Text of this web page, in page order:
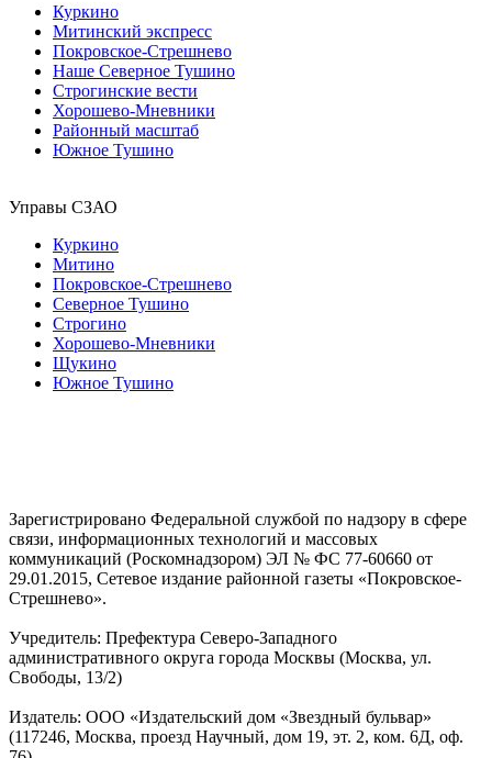
Куркино
Митинский экспресс
Покровское-Стрешнево
Наше Северное Тушино
Строгинские вести
Хорошево-Мневники
Районный масштаб
Южное Тушино
Управы СЗАО
Куркино
Митино
Покровское-Стрешнево
Северное Тушино
Строгино
Хорошево-Мневники
Щукино
Южное Тушино
Зарегистрировано Федеральной службой по надзору в сфере
связи, информационных технологий и массовых
коммуникаций (Роскомнадзором) ЭЛ № ФС 77-60660 от
29.01.2015, Сетевое издание районной газеты «Покровское-
Стрешнево».
Учредитель: Префектура Северо-Западного
административного округа города Москвы (Москва, ул.
Свободы, 13/2)
Издатель: ООО «Издательский дом «Звездный бульвар»
(117246, Москва, проезд Научный, дом 19, эт. 2, ком. 6Д, оф.